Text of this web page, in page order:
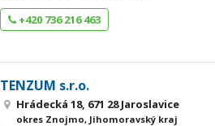
+420 736 216 463
TENZUM s.r.o.
Hrádecká 18, 671 28 Jaroslavice
okres Znojmo, Jihomoravský kraj